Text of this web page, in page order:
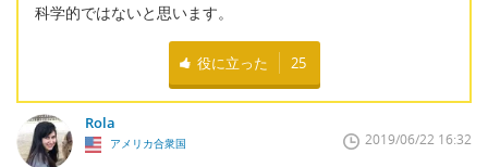
科学的ではないと思います。
役に立った 25
Rola
アメリカ合衆国 2019/06/22 16:32